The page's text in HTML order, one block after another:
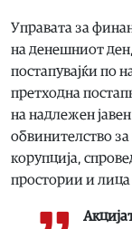
Управата за
на денешниот
постапувајќи по
претходна
на надлежен
обвинителство
корупција,
простории и лица